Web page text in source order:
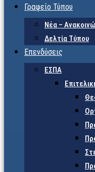
Γραφείο Τύπου
Νέα –
Δελτία Τύπου
Επενδύσεις
ΕΣΠΑ